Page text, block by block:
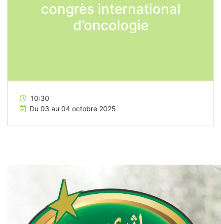
congrès international
d’oncologie
10:30
Du 03 au 04 octobre 2025